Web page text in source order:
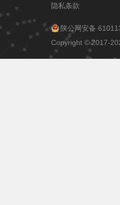
隐私条款
陕公网安备
Copyright © 2017-